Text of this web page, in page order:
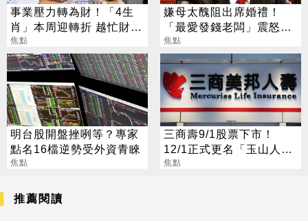
事業壓力轉為財！「4生
肖」本周迎轉折 越忙財運
越旺
焦點
嫌母太醜阻出席婚禮！
「最愛發錢老闆」震怒開
除：我看不起你
焦點
明台股開盤挫咧等？專家
點名16檔逆勢受外資青睞
焦點
三商壽9/1股票下市！
12/1正式更名「玉山人
壽」
焦點
推薦閱讀